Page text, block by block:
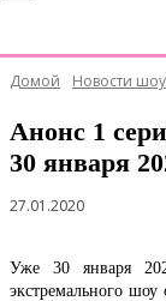
Домой Новости шоу
Анонс 1
30 января
27.01.2020
Уже 30 января
экстремального